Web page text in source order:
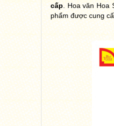
cấp . Hoa văn
phẩm được cung